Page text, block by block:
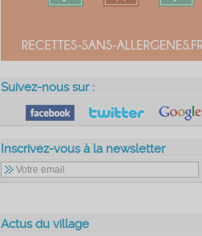
Suivez-nous sur :
Inscrivez-vous à la newsletter
Actus du village